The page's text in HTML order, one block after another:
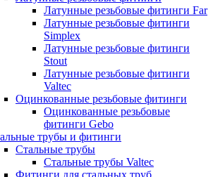
Латунные резьбовые фитинги Far
Латунные резьбовые фитинги
Simplex
Латунные резьбовые фитинги
Stout
Латунные резьбовые фитинги
Valtec
Оцинкованные резьбовые фитинги
Оцинкованные резьбовые
фитинги Gebo
трубы и фитинги
Стальные трубы
Стальные трубы Valtec